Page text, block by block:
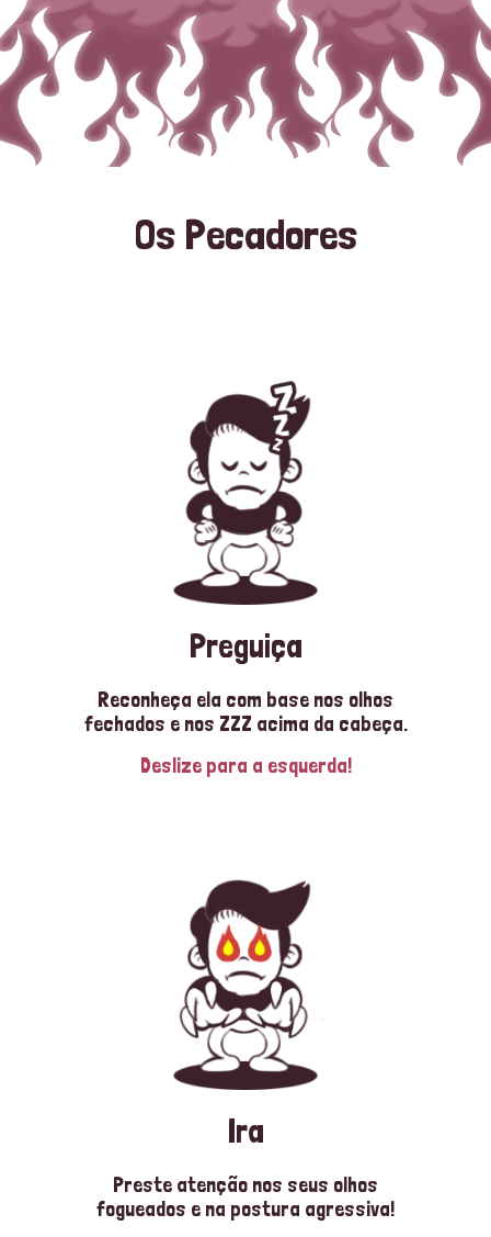
Os Pecadores
Preguiça
Reconheça ela com base nos olhos
fechados e nos ZZZ acima da cabeça.
Deslize para a esquerda!
Ira
Preste atenção nos seus olhos
fogueados e na postura agressiva!